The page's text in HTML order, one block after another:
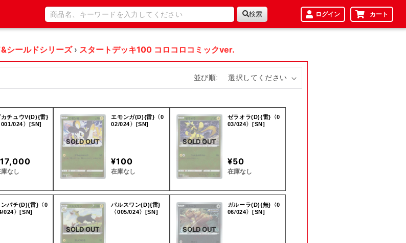
検索 ログイン カート
シールドシリーズ › スタートデッキ100 コロコロコミックver.
並び順:
カチュウV(D){雷}
001/024〉[SN]
なし
SOLD OUT
エモンガ(D){雷}〈0
02/024〉[SN]
¥100
在庫なし
SOLD OUT
ゼラオラ(D){雷}〈0
03/024〉[SN]
¥50
在庫なし
ンパチ(D){雷}〈0
024〉[SN]
SOLD OUT
パルスワン(D){雷}
〈005/024〉[SN]
SOLD OUT
ガルーラ(D){無}〈0
06/024〉[SN]